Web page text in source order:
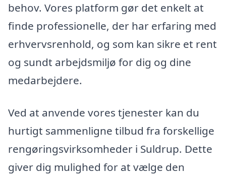
behov. Vores platform gør det enkelt at
finde professionelle, der har erfaring med
erhvervsrenhold, og som kan sikre et rent
og sundt arbejdsmiljø for dig og dine
medarbejdere.
Ved at anvende vores tjenester kan du
hurtigt sammenligne tilbud fra forskellige
rengøringsvirksomheder i Suldrup. Dette
giver dig mulighed for at vælge den